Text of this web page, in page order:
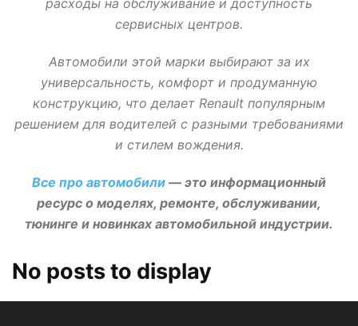
расходы на обслуживание и доступность
сервисных центров.
Автомобили этой марки выбирают за их
универсальность, комфорт и продуманную
конструкцию, что делает Renault популярным
решением для водителей с разными требованиями
и стилем вождения.
Все про автомобили — это информационный
ресурс о моделях, ремонте, обслуживании,
тюнинге и новинках автомобильной индустрии.
No posts to display